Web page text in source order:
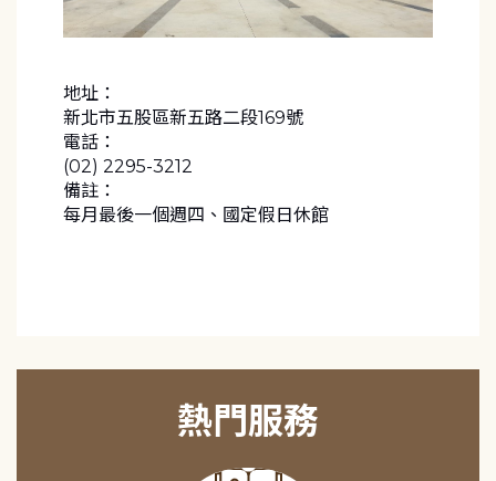
地址：
新北市五股區新五路二段169號
電話：
(02) 2295-3212
備註：
每月最後一個週四、國定假日休館
熱門服務